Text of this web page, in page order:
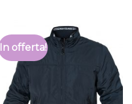
In offerta!